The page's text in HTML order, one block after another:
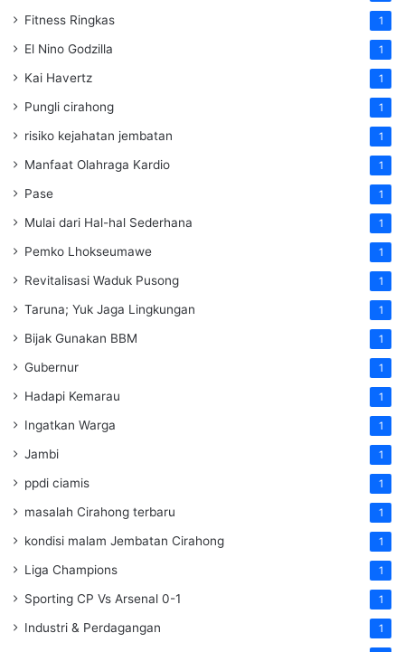
Fitness Ringkas 1
El Nino Godzilla 1
Kai Havertz 1
Pungli cirahong 1
risiko kejahatan jembatan 1
Manfaat Olahraga Kardio 1
Pase 1
Mulai dari Hal-hal Sederhana 1
Pemko Lhokseumawe 1
Revitalisasi Waduk Pusong 1
Taruna; Yuk Jaga Lingkungan 1
Bijak Gunakan BBM 1
Gubernur 1
Hadapi Kemarau 1
Ingatkan Warga 1
Jambi 1
ppdi ciamis 1
masalah Cirahong terbaru 1
kondisi malam Jembatan Cirahong 1
Liga Champions 1
Sporting CP Vs Arsenal 0-1 1
Industri & Perdagangan 1